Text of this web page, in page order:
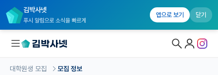
김박사넷
푸시 알림으로 소식을 빠르게
앱으로 보기 닫기
대학원생 모집 모집 정보